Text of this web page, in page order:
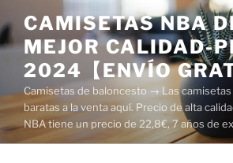
al
contenido
CAMISETAS NBA
MEJOR CALIDAD-
2024【ENVÍO
Camisetas de baloncesto → Las camisetas
baratas a la venta aquí. Precio de alta
NBA tiene un precio de 22,8€, 7 años de